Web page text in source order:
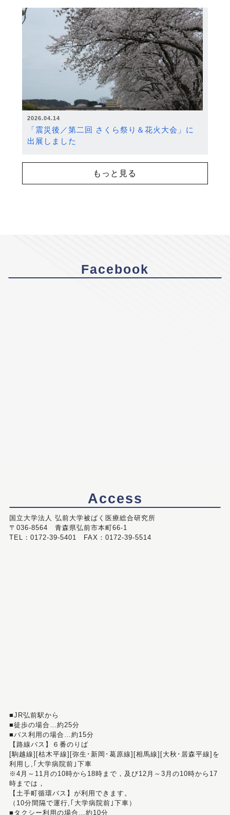
2026.04.14
「震災後／第二回 さくら祭り＆花火大会」に
出展しました
もっと見る
Facebook
Access
国立大学法人 弘前大学被ばく医療総合研究所
〒036-8564 青森県弘前市本町66-1
TEL：0172-39-5401 FAX：0172-39-5514
■JR弘前駅から
■徒歩の場合…約25分
■バス利用の場合…約15分
【路線バス】６番のりば
[駒越線][枯木平線][弥生･新岡･葛原線][相馬線][大秋･居森平線]を
利用し,｢大学病院前｣下車
※4月～11月の10時から18時まで，及び12月～3月の10時から17
時までは，
【土手町循環バス】が利用できます。
（10分間隔で運行,｢大学病院前｣下車）
■タクシー利用の場合…約10分